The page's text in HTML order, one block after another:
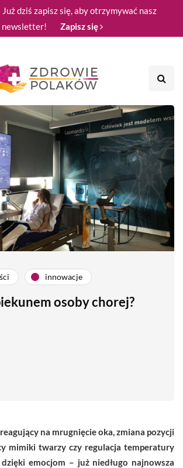
Już dziś zapisz się, aby otrzymywać nasz
newsletter!
Zapisz się
innowacje
osoby chorej?
na mrugnięcie oka, zmiana pozycji
mimiki twarzy czy regulacja temperatury
emocjom – już niedługo najnowsza